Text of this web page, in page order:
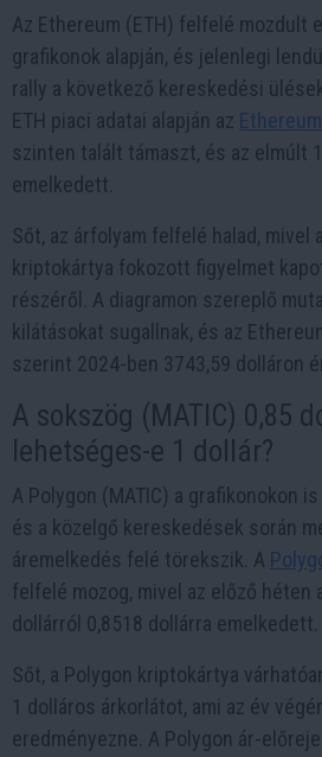
Az Ethereum (ETH) felfelé mozdult
grafikonok alapján, és jelenlegi
rally a következő kereskedési
ETH piaci adatai alapján az
szinten talált támaszt, és az elmúlt
emelkedett.
Sőt, az árfolyam felfelé halad, mivel
kriptokártya fokozott figyelmet
részéről. A diagramon szereplő
kilátásokat sugallnak, és az
szerint 2024-ben 3743,59 dolláron
A sokszög (MATIC) 0,85
lehetséges-e 1 dollár?
A Polygon (MATIC) a grafikonokon
és a közelgő kereskedések során
áremelkedés felé törekszik. A
felfelé mozog, mivel az előző héten
dollárról 0,8518 dollárra emelkedett.
Sőt, a Polygon kriptokártya
1 dolláros árkorlátot, ami az év
eredményezne. A Polygon ár-